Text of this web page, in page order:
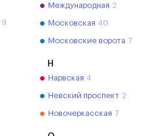
9
Международная 2
Московская 40
Московские ворота 7
Н
Нарвская 4
Невский проспект 2
Новочеркасская 7